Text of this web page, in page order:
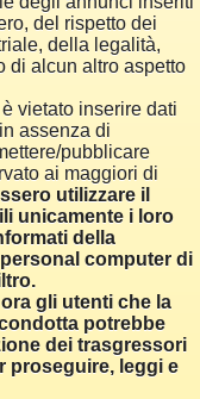
del rispetto dei
della legalità,
di alcun altro aspetto
vietato inserire dati
assenza di
pubblicare
ai maggiori di
utilizzare il
unicamente i loro
della
computer di
gli utenti che la
potrebbe
dei trasgressori
proseguire, leggi e